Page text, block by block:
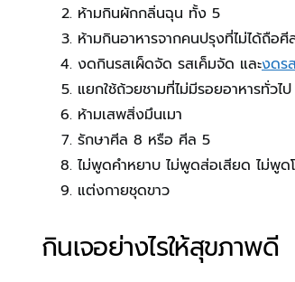
ห้ามกินผักกลิ่นฉุน ทั้ง 5
ห้ามกินอาหารจากคนปรุงที่ไม่ได้ถือศี
งดกินรสเผ็ดจัด รสเค็มจัด และงดร
แยกใช้ถ้วยชามที่ไม่มีรอยอาหารทั่วไป
ห้ามเสพสิ่งมึนเมา
รักษาศีล 8 หรือ ศีล 5
ไม่พูดคำหยาบ ไม่พูดส่อเสียด ไม่พูด
แต่งกายชุดขาว
กินเจอย่างไรให้สุขภาพดี